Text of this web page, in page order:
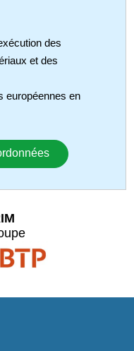
des
et des
européennes en